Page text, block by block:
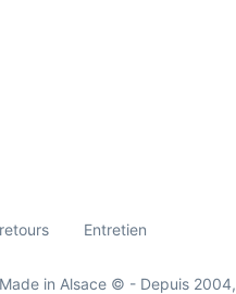
Entretien
in Alsace © - Depuis